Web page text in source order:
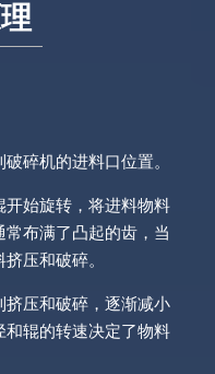
碎机的进料口位置。
开始旋转，将进料物料
布满了凸起的齿，当
压和破碎。
挤压和破碎，逐渐减小
和辊的转速决定了物料